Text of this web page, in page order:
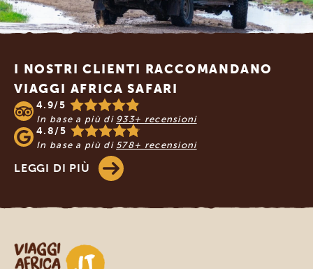
Footer
I NOSTRI CLIENTI RACCOMANDANO
VIAGGI AFRICA SAFARI
4.9/5
In base a più di 933+ recensioni
4.8/5
In base a più di 578+ recensioni
LEGGI DI PIÙ
Viaggi Africa Safari